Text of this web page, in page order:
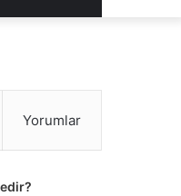
Yorumlar